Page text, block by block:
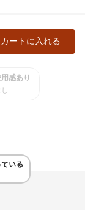
カートに入れる
感あり